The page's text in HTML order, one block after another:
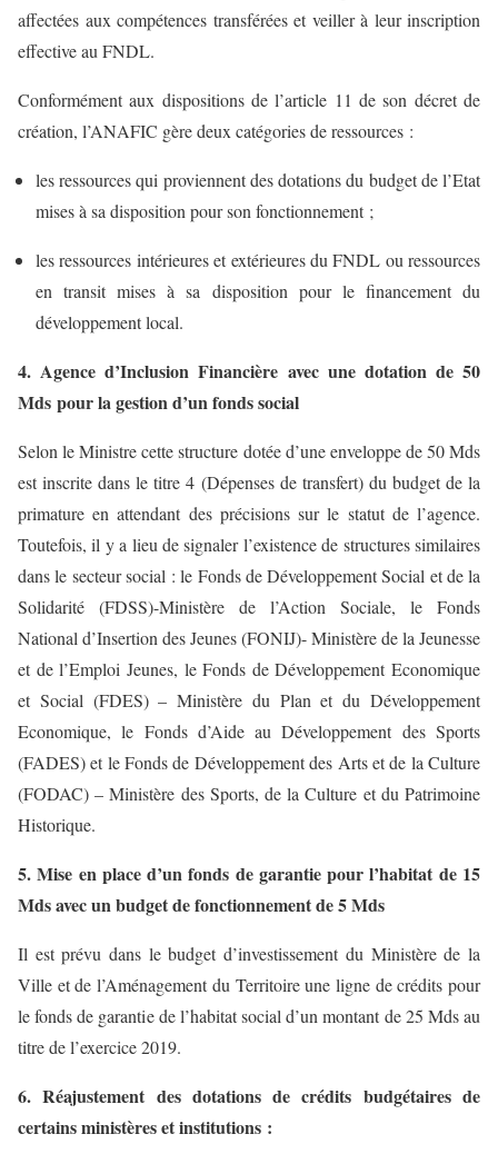
affectées aux compétences transférées et veiller à leur inscription
effective au FNDL.
Conformément aux dispositions de l’article 11 de son décret de
création, l’ANAFIC gère deux catégories de ressources :
les ressources qui proviennent des dotations du budget de l’Etat
mises à sa disposition pour son fonctionnement ;
les ressources intérieures et extérieures du FNDL ou ressources
en transit mises à sa disposition pour le financement du
développement local.
4. Agence d’Inclusion Financière avec une dotation de 50
Mds pour la gestion d’un fonds social
Selon le Ministre cette structure dotée d’une enveloppe de 50 Mds
est inscrite dans le titre 4 (Dépenses de transfert) du budget de la
primature en attendant des précisions sur le statut de l’agence.
Toutefois, il y a lieu de signaler l’existence de structures similaires
dans le secteur social : le Fonds de Développement Social et de la
Solidarité (FDSS)-Ministère de l’Action Sociale, le Fonds
National d’Insertion des Jeunes (FONIJ)- Ministère de la Jeunesse
et de l’Emploi Jeunes, le Fonds de Développement Economique
et Social (FDES) – Ministère du Plan et du Développement
Economique, le Fonds d’Aide au Développement des Sports
(FADES) et le Fonds de Développement des Arts et de la Culture
(FODAC) – Ministère des Sports, de la Culture et du Patrimoine
Historique.
5. Mise en place d’un fonds de garantie pour l’habitat de 15
Mds avec un budget de fonctionnement de 5 Mds
Il est prévu dans le budget d’investissement du Ministère de la
Ville et de l’Aménagement du Territoire une ligne de crédits pour
le fonds de garantie de l’habitat social d’un montant de 25 Mds au
titre de l’exercice 2019.
6. Réajustement des dotations de crédits budgétaires de
certains ministères et institutions :